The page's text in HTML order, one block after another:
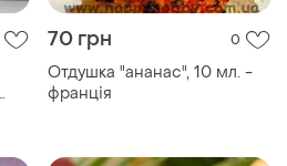
70 грн 0
Отдушка "ананас", 10 мл. -
франція